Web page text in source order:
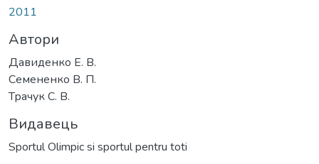
2011
Автори
Давиденко Е. В.
Семененко В. П.
Трачук С. В.
Видавець
Sportul Olimpic si sportul pentru toti